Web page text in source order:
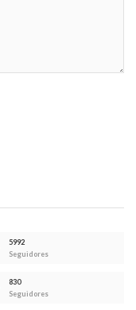
5992
Seguidores
830
Seguidores